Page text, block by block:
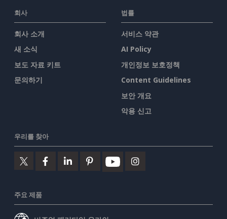
회사
회사 소개
새 소식
보도 자료 키트
문의하기
법률
서비스 약관
AI Policy
개인정보 보호정책
Content Guidelines
보안 개요
악용 신고
우리를 찾아
주요 제품